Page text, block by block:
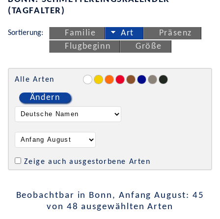
(TAGFALTER)
Sortierung: Familie Art
Präsenz
Flugbeginn
Größe
Alle Arten
Ändern
Zeige auch ausgestorbene Arten
Beobachtbar in Bonn, Anfang August: 45
von 48 ausgewählten Arten